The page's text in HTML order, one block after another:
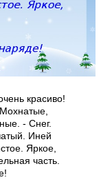
красиво!
- Снег.
Иней
Яркое,
часть.